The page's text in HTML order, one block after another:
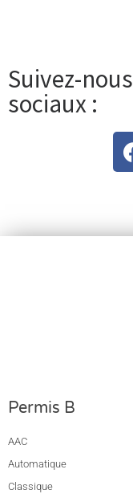
Suivez-
sociaux :
Permis B
AAC
Automatique
Classique